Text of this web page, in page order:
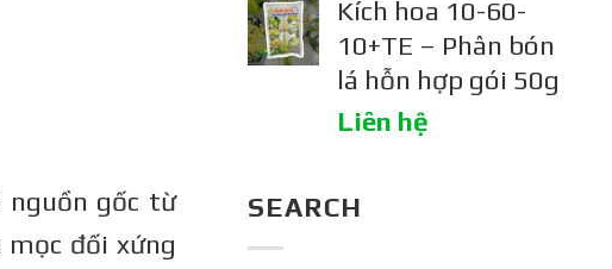
nguồn gốc từ
đối xứng
Kích hoa 10-60-
10+TE – Phân bón
lá hỗn hợp gói 50g
Liên hệ
SEARCH